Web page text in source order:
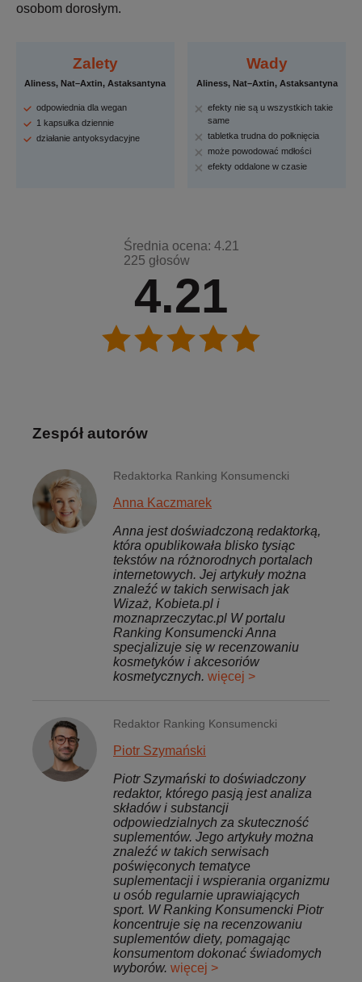
osobom dorosłym.
Zalety
Aliness, Nat–Axtin, Astaksantyna
odpowiednia dla wegan
1 kapsułka dziennie
działanie antyoksydacyjne
Wady
Aliness, Nat–Axtin, Astaksantyna
efekty nie są u wszystkich takie
same
tabletka trudna do połknięcia
może powodować mdłości
efekty oddalone w czasie
4.21
Średnia ocena: 4.21
225 głosów
Zespół autorów
Redaktorka Ranking Konsumencki
Anna Kaczmarek
Anna jest doświadczoną redaktorką,
która opublikowała blisko tysiąc
tekstów na różnorodnych portalach
internetowych. Jej artykuły można
znaleźć w takich serwisach jak
Wizaż, Kobieta.pl i
moznaprzeczytac.pl W portalu
Ranking Konsumencki Anna
specjalizuje się w recenzowaniu
kosmetyków i akcesoriów
kosmetycznych. więcej >
Redaktor Ranking Konsumencki
Piotr Szymański
Piotr Szymański to doświadczony
redaktor, którego pasją jest analiza
składów i substancji
odpowiedzialnych za skuteczność
suplementów. Jego artykuły można
znaleźć w takich serwisach
poświęconych tematyce
suplementacji i wspierania organizmu
u osób regularnie uprawiających
sport. W Ranking Konsumencki Piotr
koncentruje się na recenzowaniu
suplementów diety, pomagając
konsumentom dokonać świadomych
wyborów. więcej >